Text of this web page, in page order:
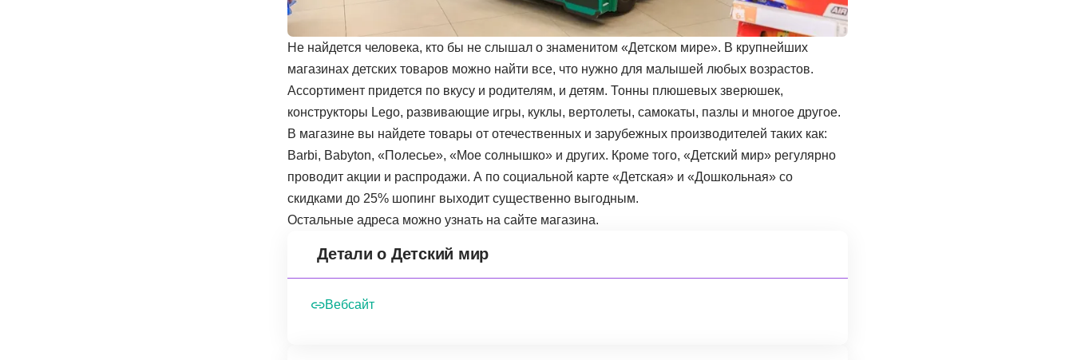
Не найдется человека, кто бы не слышал о знаменитом «‎Детском мире». В крупнейших
магазинах детских товаров можно найти все, что нужно для малышей любых возрастов.
Ассортимент придется по вкусу и родителям, и детям. Тонны плюшевых зверюшек,
конструкторы Lego, развивающие игры, куклы, вертолеты, самокаты, пазлы и многое другое.
В магазине вы найдете товары от отечественных и зарубежных производителей таких как:
Barbi, Babyton, «‎Полесье», «Мое солнышко‎» и других. Кроме того, «‎Детский мир» регулярно
проводит акции и распродажи. А по социальной карте «‎Детская» и «Дошкольная‎» со
скидками до 25% шопинг выходит существенно выгодным.
Остальные адреса можно узнать на сайте магазина.
Детали о Детский мир
Вебсайт